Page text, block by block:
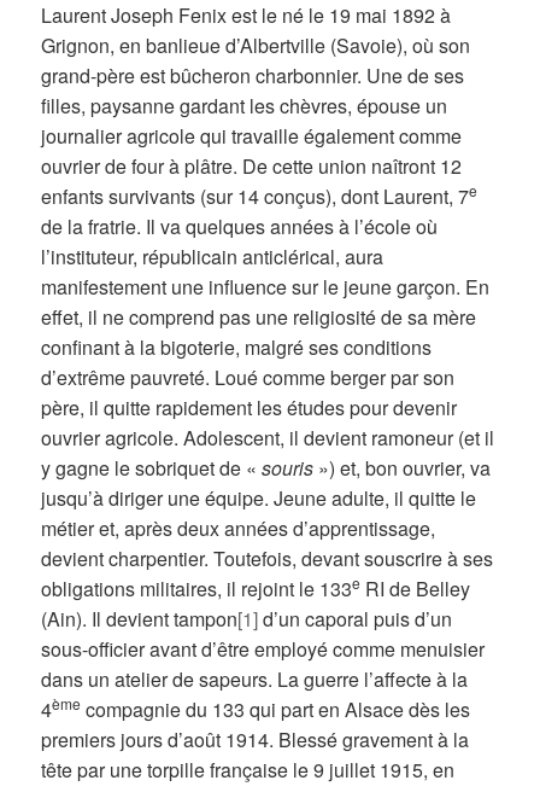
Laurent Joseph Fenix est le né le 19 mai 1892 à
Grignon, en banlieue d’Albertville (Savoie), où son
grand-père est bûcheron charbonnier. Une de ses
filles, paysanne gardant les chèvres, épouse un
journalier agricole qui travaille également comme
ouvrier de four à plâtre. De cette union naîtront 12
enfants survivants (sur 14 conçus), dont Laurent, 7e
de la fratrie. Il va quelques années à l’école où
l’instituteur, républicain anticlérical, aura
manifestement une influence sur le jeune garçon. En
effet, il ne comprend pas une religiosité de sa mère
confinant à la bigoterie, malgré ses conditions
d’extrême pauvreté. Loué comme berger par son
père, il quitte rapidement les études pour devenir
ouvrier agricole. Adolescent, il devient ramoneur (et il
y gagne le sobriquet de «souris ») et, bon ouvrier, va
jusqu’à diriger une équipe. Jeune adulte, il quitte le
métier et, après deux années d’apprentissage,
devient charpentier. Toutefois, devant souscrire à ses
obligations militaires, il rejoint le 133e RI de Belley
(Ain). Il devient tampon[1]d’un caporal puis d’un
sous-officier avant d’être employé comme menuisier
dans un atelier de sapeurs. La guerre l’affecte à la
4ème compagnie du 133 qui part en Alsace dès les
premiers jours d’août 1914. Blessé gravement à la
tête par une torpille française le 9 juillet 1915, en